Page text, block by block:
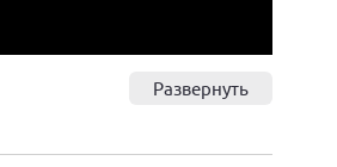
Развернуть